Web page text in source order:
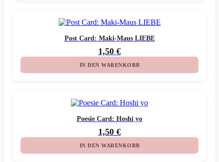
Post Card: Maki-Maus LIEBE
1,50 €
IN DEN WARENKORB
Poesie Card: Hoshi yo
1,50 €
IN DEN WARENKORB